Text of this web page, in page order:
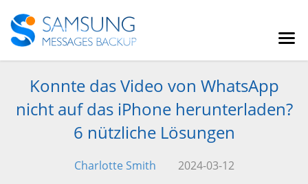
Konnte das Video von WhatsApp
nicht auf das iPhone herunterladen?
6 nützliche Lösungen
Charlotte Smith 2024-03-12